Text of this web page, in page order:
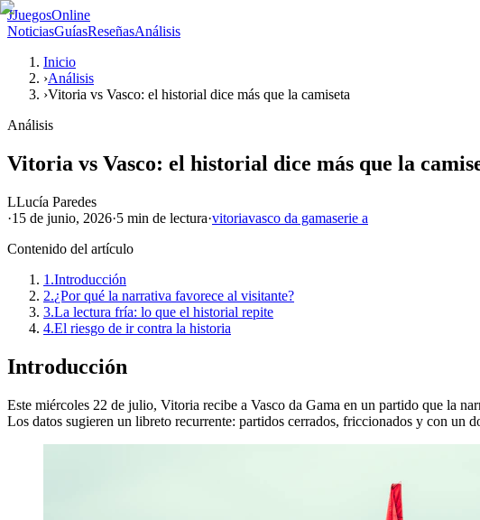
JJuegosOnline
NoticiasGuíasReseñasAnálisis
Inicio
›Análisis
›Vitoria vs Vasco: el historial dice más que la camiseta
Análisis
Vitoria vs Vasco: el historial dice más que la
LLucía Paredes
·15 de junio, 2026·5 min de lectura·vitoriavasco da gamaserie a
Contenido del artículo
1.Introducción
2.¿Por qué la narrativa favorece al visitante?
3.La lectura fría: lo que el historial repite
4.El riesgo de ir contra la historia
Introducción
Este miércoles 22 de julio, Vitoria recibe a Vasco da Gama en un partido que la
Los datos sugieren un libreto recurrente: partidos cerrados, friccionados y con un